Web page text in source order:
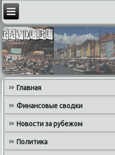
Главная
Финансовые сводки
Новости за рубежом
Политика